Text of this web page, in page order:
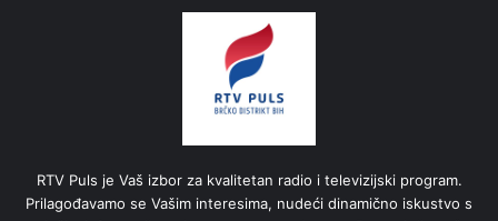
RTV Puls je Vaš izbor za kvalitetan radio i televizijski program.
Prilagođavamo se Vašim interesima, nudeći dinamično iskustvo s